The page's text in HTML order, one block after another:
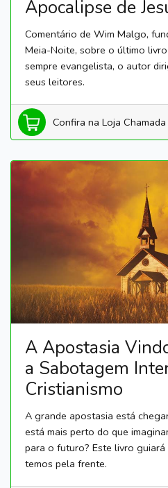
Apocalipse de
Comentário de Wim Malgo,
Meia-Noite, sobre o último
sempre evangelista, o autor
seus leitores.
Confira na Loja Chamada
A Apostasia
a Sabotagem
Cristianismo
A grande apostasia está
está mais perto do que
para o futuro? Este livro
temos pela frente.